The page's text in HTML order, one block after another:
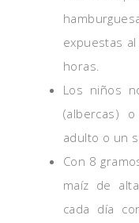
expuestas
horas.
Los niños
(albercas)
adulto o un
Con 8
maíz de
cada día